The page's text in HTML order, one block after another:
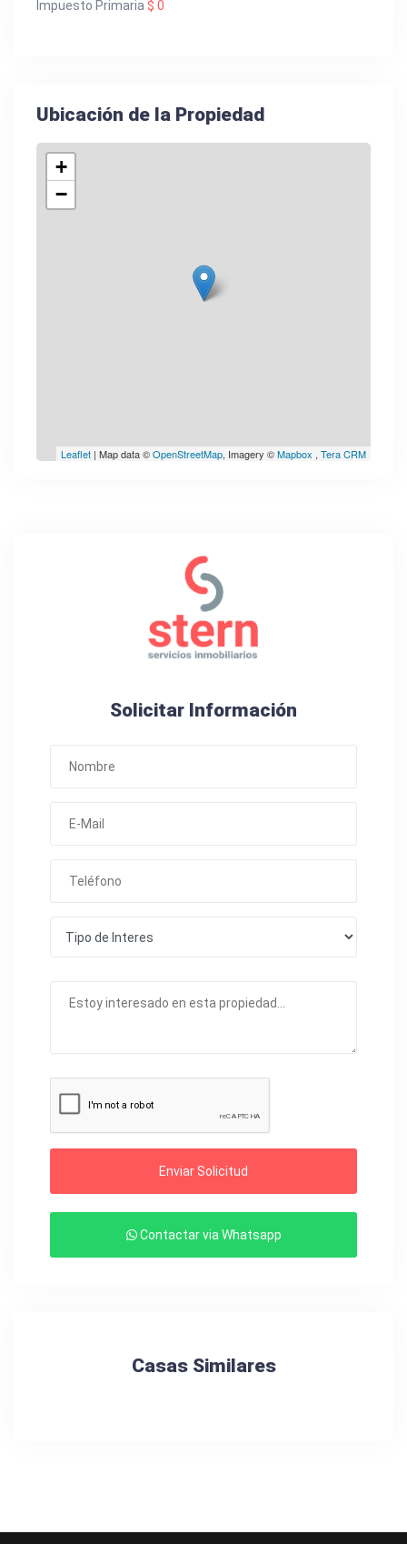
Impuesto Primaria $ 0
Ubicación de la Propiedad
+
−
Leaflet | Map data ©OpenStreetMap, Imagery ©Mapbox , Tera CRM
Solicitar Información
Enviar Solicitud
Contactar via Whatsapp
Casas Similares